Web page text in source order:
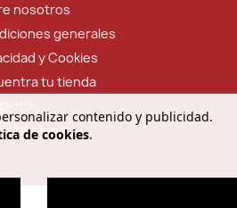
contenido y publicidad.
de cookies.
nosotros
generales
y Cookies
tu tienda
de envío